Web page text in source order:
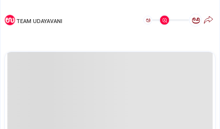
TEAM UDAYAVANI ಅ ಅ